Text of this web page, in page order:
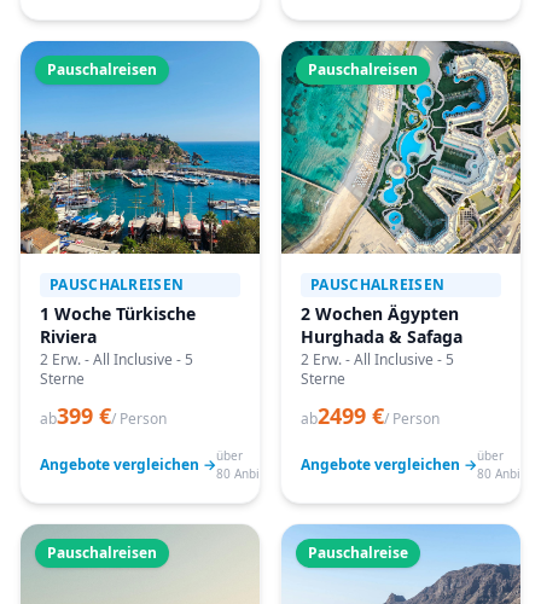
Pauschalreisen
PAUSCHALREISEN
1 Woche Türkische
Riviera
2 Erw. - All Inclusive - 5
Sterne
ab399 €/ Person
Angebote vergleichen →über
80 Anbieter
Pauschalreisen
PAUSCHALREISEN
2 Wochen Ägypten
Hurghada & Safaga
2 Erw. - All Inclusive - 5
Sterne
ab2499 €/ Person
Angebote vergleichen →über
80
Pauschalreisen Pauschalreise